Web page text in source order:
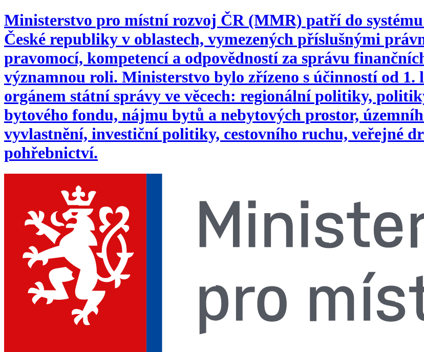
Ministerstvo pro místní rozvoj ČR (MMR) patří do
České republiky v oblastech, vymezených příslušnými
pravomocí, kompetencí a odpovědností za správu
významnou roli. Ministerstvo bylo zřízeno s účinností od 1.
orgánem státní správy ve věcech: regionální politiky,
bytového fondu, nájmu bytů a nebytových prostor,
vyvlastnění, investiční politiky, cestovního ruchu, veřejné
pohřebnictví.